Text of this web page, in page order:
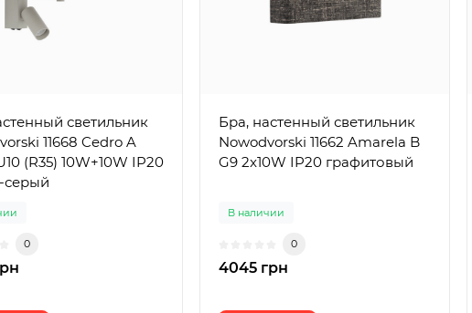
светильник
11668 Cedro A
(R35) 10W+10W IP20
серый
0
Бра, настенный светильник
Nowodvorski 11662 Amarela B
G9 2x10W IP20 графитовый
В наличии
0
4045 грн